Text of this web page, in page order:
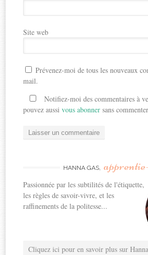
Site web
Prévenez-moi de tous les nouveaux
mail.
Notifiez-moi des commentaires à
pouvez aussivous abonner sans
HANNA GAS,
Passionnée par les subtilités de l'étiquette,
les règles de savoir-vivre, et les
raffinements de la politesse...
Cliquez ici pour en savoir plus sur